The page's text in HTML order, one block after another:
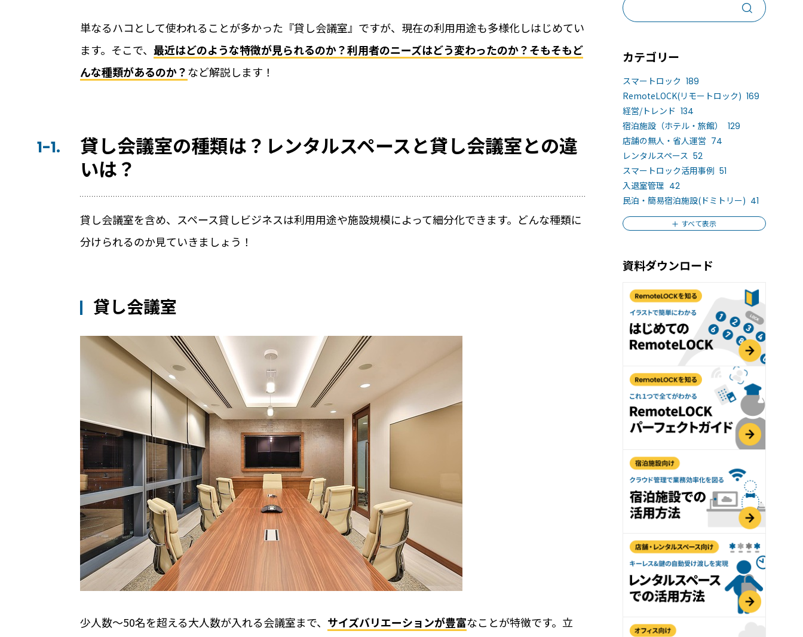
単なるハコとして使われることが多かった『貸し会議室』ですが、現在の利用用途も多様化しはじめてい
ます。そこで、 最近はどのような特徴が見られるのか？利用者のニーズはどう変わったのか？そもそもど
んな種類があるのか？など解説します！
1-1.
貸し会議室の種類は？レンタルスペースと貸し会議室との違
いは？
貸し会議室を含め、スペース貸しビジネスは利用用途や施設規模によって細分化できます。どんな種類に
分けられるのか見ていきましょう！
貸し会議室
少人数〜50名を超える大人数が入れる会議室まで、 サイズバリエーションが豊富なことが特徴です。立
カテゴリー
スマートロック 189
RemoteLOCK(リモートロック) 169
経営/トレンド 134
宿泊施設（ホテル・旅館）
129
店舗の無人・省人運営 74
レンタルスペース 52
スマートロック活用事例 51
入退室管理 42
民泊・簡易宿泊施設(ドミトリー) 41
すべて表示
資料ダウンロード
RemoteLOCKを導入するメリット
活用事例
お客さまの声
店舗での運用におすすめの記事３選
【2025年最新版】無人・省人経営が可能なビジネス業種のまと
め
RemoteLOCKを導入するメリット
活用事例
オフィスでの運用におすすめの記事３選
オフィスセキュリティを強化する「入退室管理システム」とは？
公共施設
RemoteLOCKを導入するメリット
活用事例
お客さまの声
公共施設での運用におすすめの記事３選
学校体育館の利用手続きをICT化？ 公共施設の鍵管理の問題を考
える
【2025年最新版】これからの公共施設運営の“カギ”はスマート
ロック。全国に広がる導入事例を一挙に紹介
ICTで公共施設管理のスマート化 大阪府池田市と協定
その他の業種での運用におすすめの記事３選
RemoteLOCKも導入可能！大注目のペット関連ビジネス(ドッグ
ラン・スパ)について
学習塾や自習室、英会話教室でも！子ども向け施設の入室管理
にRemoteLOCKがおすすめの理由